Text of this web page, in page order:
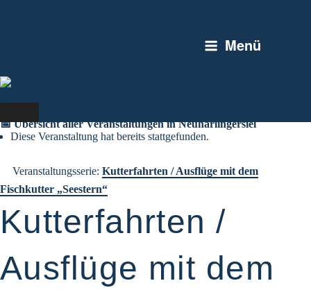
Menü
📅 Übersicht aller Veranstaltungen in Neuharlingersiel
Diese Veranstaltung hat bereits stattgefunden.
Veranstaltungsserie: Kutterfahrten / Ausflüge mit dem
Fischkutter „Seestern“
Kutterfahrten /
Ausflüge mit dem